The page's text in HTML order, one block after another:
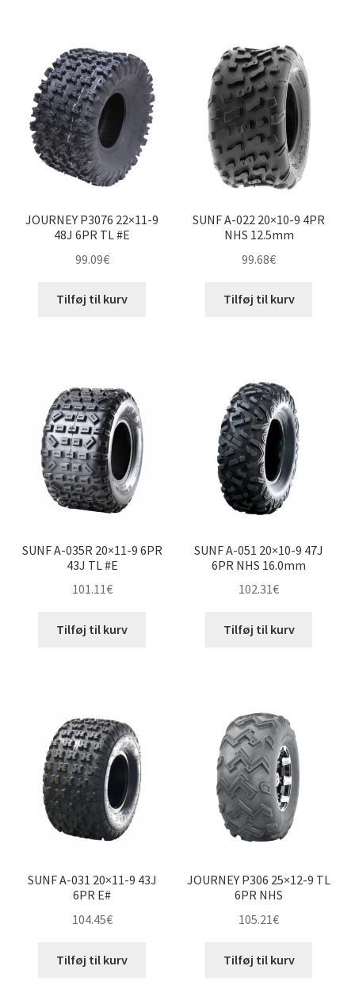
JOURNEY P3076 22×11-9
48J 6PR TL #E
99.09€
Tilføj til kurv
SUNF A-022 20×10-9 4PR
NHS 12.5mm
99.68€
Tilføj til kurv
SUNF A-035R 20×11-9 6PR
43J TL #E
101.11€
Tilføj til kurv
SUNF A-051 20×10-9 47J
6PR NHS 16.0mm
102.31€
Tilføj til kurv
SUNF A-031 20×11-9 43J
6PR E#
104.45€
Tilføj til kurv
JOURNEY P306 25×12-9 TL
6PR NHS
105.21€
Tilføj til kurv